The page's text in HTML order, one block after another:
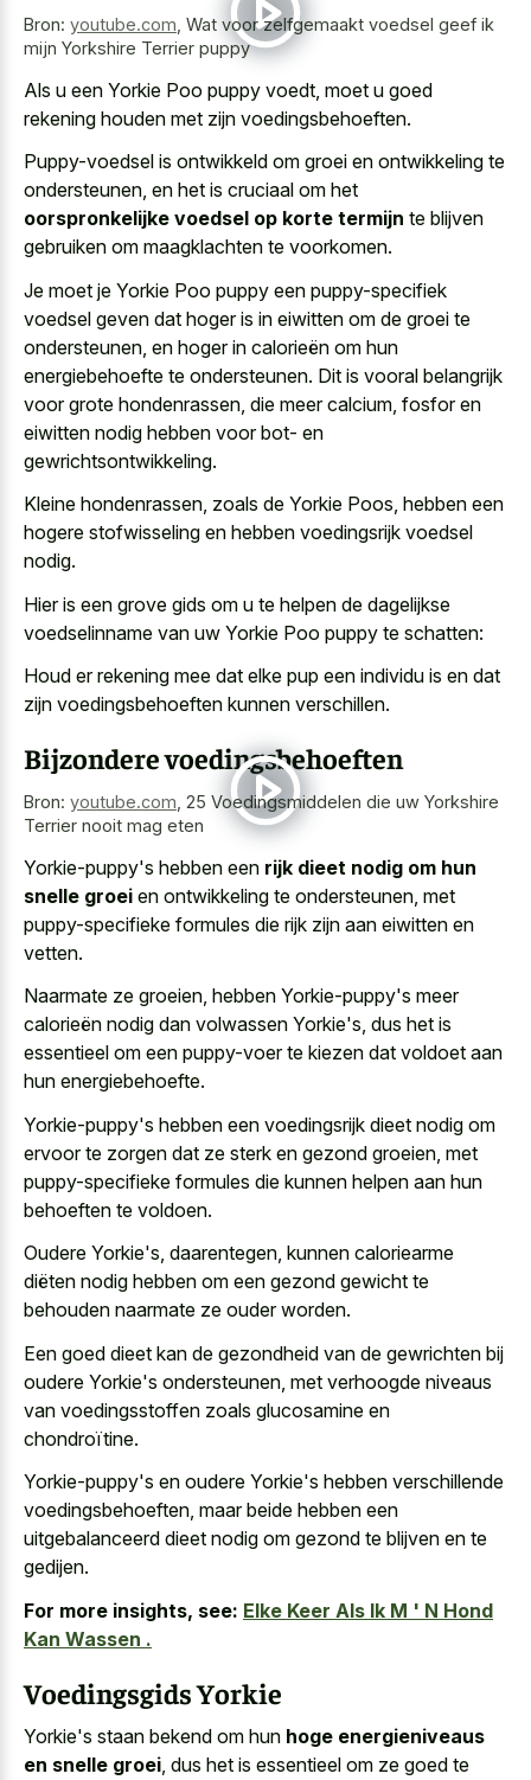
Bron: youtube.com Wat voor zelfgemaakt voedsel geef ik
mijn Yorkshire Terrier puppy
Als u een Yorkie Poo puppy voedt, moet u goed
rekening houden met zijn voedingsbehoeften.
Puppy-voedsel is ontwikkeld om groei en ontwikkeling te
ondersteunen, en het is cruciaal om het
oorspronkelijke voedsel op korte termijn te blijven
gebruiken om maagklachten te voorkomen.
Je moet je Yorkie Poo puppy een puppy-specifiek
voedsel geven dat hoger is in eiwitten om de groei te
ondersteunen, en hoger in calorieën om hun
energiebehoefte te ondersteunen. Dit is vooral belangrijk
voor grote hondenrassen, die meer calcium, fosfor en
eiwitten nodig hebben voor bot- en
gewrichtsontwikkeling.
Kleine hondenrassen, zoals de Yorkie Poos, hebben een
hogere stofwisseling en hebben voedingsrijk voedsel
nodig.
Hier is een grove gids om u te helpen de dagelijkse
voedselinname van uw Yorkie Poo puppy te schatten:
Houd er rekening mee dat elke pup een individu is en dat
zijn voedingsbehoeften kunnen verschillen.
Bijzondere voedingsbehoeften
Bron: youtube.com 25 Voedingsmiddelen die uw Yorkshire
Terrier nooit mag eten
Yorkie-puppy's hebben een rijk dieet nodig om hun
snelle groei en ontwikkeling te ondersteunen, met
puppy-specifieke formules die rijk zijn aan eiwitten en
vetten.
Naarmate ze groeien, hebben Yorkie-puppy's meer
calorieën nodig dan volwassen Yorkie's, dus het is
essentieel om een puppy-voer te kiezen dat voldoet aan
hun energiebehoefte.
Yorkie-puppy's hebben een voedingsrijk dieet nodig om
ervoor te zorgen dat ze sterk en gezond groeien, met
puppy-specifieke formules die kunnen helpen aan hun
behoeften te voldoen.
Oudere Yorkie's, daarentegen, kunnen caloriearme
diëten nodig hebben om een gezond gewicht te
behouden naarmate ze ouder worden.
Een goed dieet kan de gezondheid van de gewrichten bij
oudere Yorkie's ondersteunen, met verhoogde niveaus
van voedingsstoffen zoals glucosamine en
chondroïtine.
Yorkie-puppy's en oudere Yorkie's hebben verschillende
voedingsbehoeften, maar beide hebben een
uitgebalanceerd dieet nodig om gezond te blijven en te
gedijen.
For more insights, see: Elke Keer Als Ik M ' N Hond
Kan Wassen .
Voedingsgids Yorkie
Yorkie's staan bekend om hun hoge energieniveaus
en snelle groei, dus het is essentieel om ze goed te